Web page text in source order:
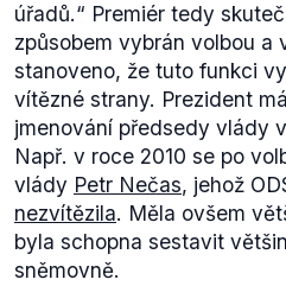
úřadů.“ Premiér tedy
způsobem vybrán volbou a
stanoveno, že tuto funkci
vítězné strany. Prezident
jmenování předsedy vlády
Např. v roce 2010 se po
vlády Petr Nečas, jehož
nezvítězila. Měla ovšem
byla schopna sestavit
sněmovně.